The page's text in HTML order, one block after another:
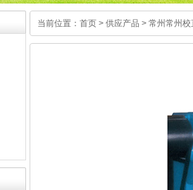
当前位置： 首页 > 供应产品 > 常州常州校